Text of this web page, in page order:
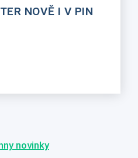
NOVĚ I V PIN
novinky